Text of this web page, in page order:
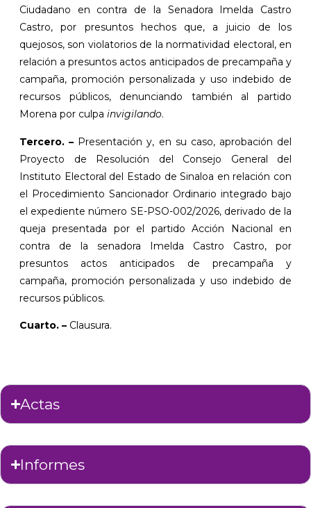
Ciudadano en contra de la Senadora Imelda Castro
Castro, por presuntos hechos que, a juicio de los
quejosos, son violatorios de la normatividad electoral, en
relación a presuntos actos anticipados de precampaña y
campaña, promoción personalizada y uso indebido de
recursos públicos, denunciando también al partido
Morena por culpa invigilando.
Tercero. – Presentación y, en su caso, aprobación del
Proyecto de Resolución del Consejo General del
Instituto Electoral del Estado de Sinaloa en relación con
el Procedimiento Sancionador Ordinario integrado bajo
el expediente número SE-PSO-002/2026, derivado de la
queja presentada por el partido Acción Nacional en
contra de la senadora Imelda Castro Castro, por
presuntos actos anticipados de precampaña y
campaña, promoción personalizada y uso indebido de
recursos públicos.
Cuarto. – Clausura.
Actas
Informes